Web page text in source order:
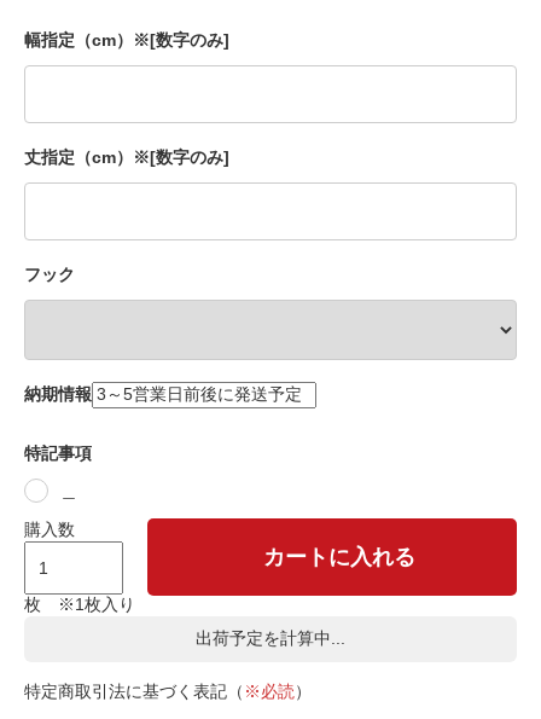
幅指定（cm）※[数字のみ]
丈指定（cm）※[数字のみ]
フック
納期情報
特記事項
購入数
枚 ※1枚入り
カートに入れる
出荷予定を計算中...
特定商取引法に基づく表記（ ※必読）